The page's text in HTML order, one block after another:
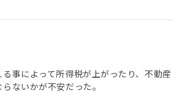
事によって所得税が上がったり、不動産
ないかが不安だった。